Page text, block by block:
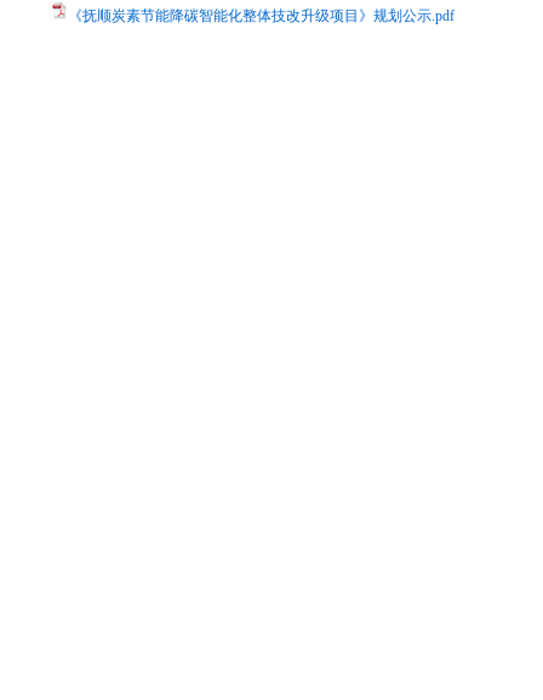
《抚顺炭素节能降碳智能化整体技改升级项目》规划公示.pdf